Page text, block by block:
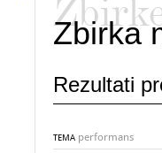
Zbirka
Rezultati
TEMA performans